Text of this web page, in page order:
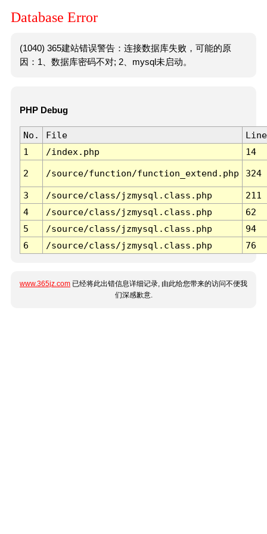
Database Error
(1040) 365建站错误警告：连接数据库失败，可能的原
因：1、数据库密码不对; 2、mysql未启动。
PHP Debug
No. File
Line
1
/index.php 14
2 /source/function/function_extend.php 324
3 /source/class/jzmysql.class.php
211
4
/source/class/jzmysql.class.php
62
5
/source/class/jzmysql.class.php
94
6
/source/class/jzmysql.class.php 76
www.365jz.com 已经将此出错信息详细记录, 由此给您带来的访问不便我
们深感歉意.